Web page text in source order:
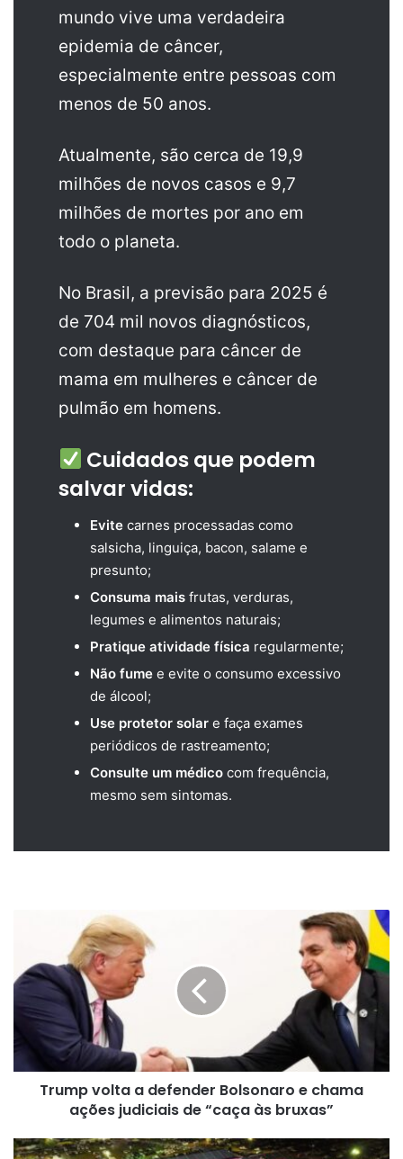
mundo vive uma verdadeira
epidemia de câncer,
especialmente entre pessoas com
menos de 50 anos.
Atualmente, são cerca de 19,9
milhões de novos casos e 9,7
milhões de mortes por ano em
todo o planeta.
No Brasil, a previsão para 2025 é
de 704 mil novos diagnósticos,
com destaque para câncer de
mama em mulheres e câncer de
pulmão em homens.
Cuidados que podem
salvar vidas:
Evite carnes processadas como
salsicha, linguiça, bacon, salame e
presunto;
Consuma mais frutas, verduras,
legumes e alimentos naturais;
Pratique atividade física regularmente;
Não fume e evite o consumo excessivo
de álcool;
Use protetor solar e faça exames
periódicos de rastreamento;
Consulte um médico com frequência,
mesmo sem sintomas.
defender
Bolsonaro
chama
ações
judiciais
bruxas”
Trump volta a defender Bolsonaro e chama
ações judiciais de “caça às bruxas”
São